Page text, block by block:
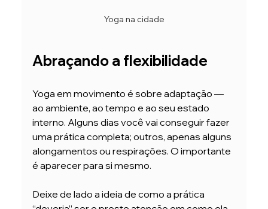
Yoga na cidade
Abraçando a flexibilidade
Yoga em movimento é sobre adaptação —
ao ambiente, ao tempo e ao seu estado
interno. Alguns dias você vai conseguir fazer
uma prática completa; outros, apenas alguns
alongamentos ou respirações. O importante
é aparecer para si mesmo.
Deixe de lado a ideia de como a prática